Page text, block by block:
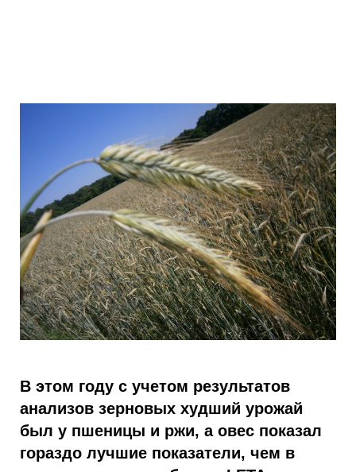
В этом году с учетом результатов
анализов зерновых худший урожай
был у пшеницы и ржи, а овес показал
гораздо лучшие показатели, чем в